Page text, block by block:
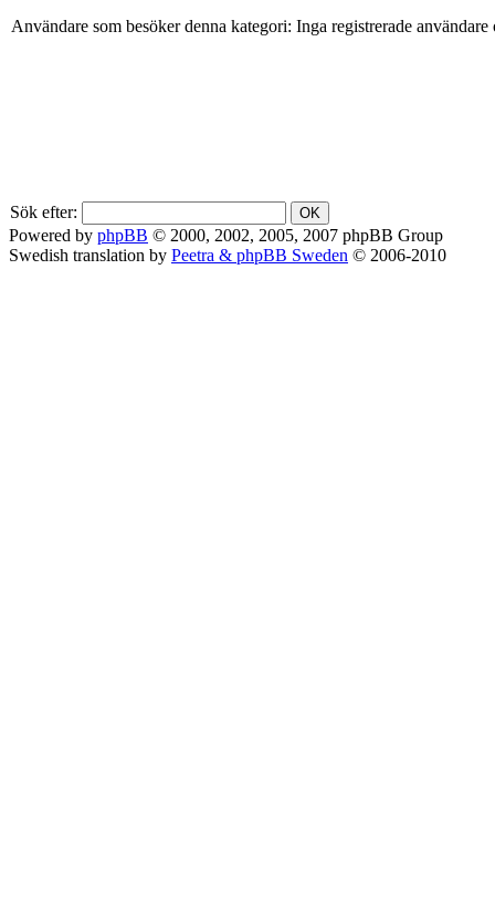
Användare som besöker denna kategori: Inga registrerade användare
Sök efter:
Powered by phpBB © 2000, 2002, 2005, 2007 phpBB Group
Swedish translation by Peetra & phpBB Sweden © 2006-2010